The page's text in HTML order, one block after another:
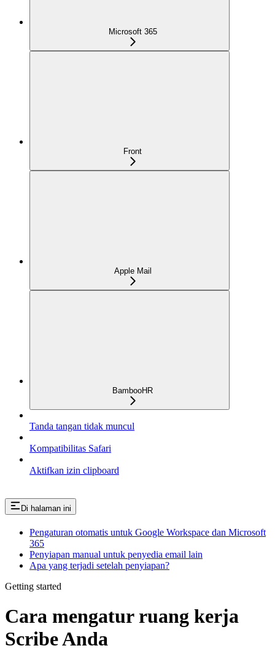
Microsoft 365
Front
Apple Mail
BambooHR
Tanda tangan tidak muncul
Kompatibilitas Safari
Aktifkan izin clipboard
Di halaman ini
Pengaturan otomatis untuk Google Workspace dan Microsoft
365
Penyiapan manual untuk penyedia email lain
Apa yang terjadi setelah penyiapan?
Getting started
Cara mengatur ruang kerja
Scribe Anda